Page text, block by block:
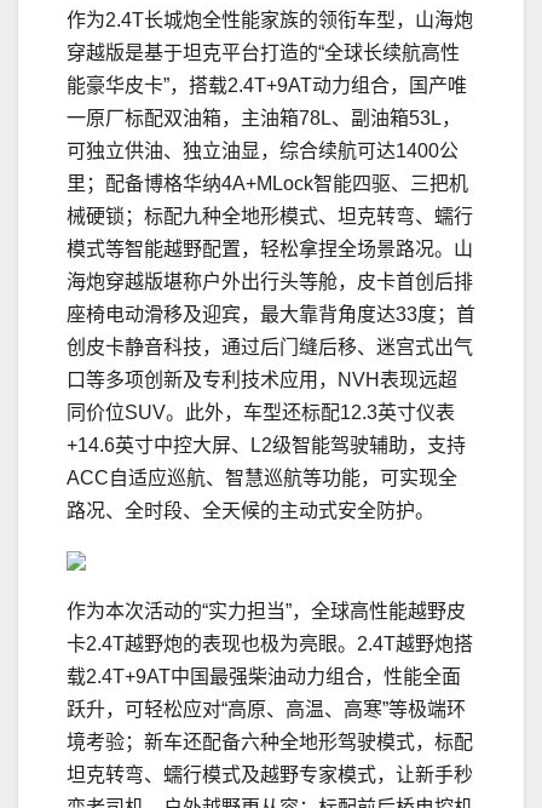
作为2.4T长城炮全性能家族的领衔车型，山海炮
穿越版是基于坦克平台打造的“全球长续航高性
能豪华皮卡”，搭载2.4T+9AT动力组合，国产唯
一原厂标配双油箱，主油箱78L、副油箱53L，
可独立供油、独立油显，综合续航可达1400公
里；配备博格华纳4A+MLock智能四驱、三把机
械硬锁；标配九种全地形模式、坦克转弯、蠕行
模式等智能越野配置，轻松拿捏全场景路况。山
海炮穿越版堪称户外出行头等舱，皮卡首创后排
座椅电动滑移及迎宾，最大靠背角度达33度；首
创皮卡静音科技，通过后门缝后移、迷宫式出气
口等多项创新及专利技术应用，NVH表现远超
同价位SUV。此外，车型还标配12.3英寸仪表
+14.6英寸中控大屏、L2级智能驾驶辅助，支持
ACC自适应巡航、智慧巡航等功能，可实现全
路况、全时段、全天候的主动式安全防护。
作为本次活动的“实力担当”，全球高性能越野皮
卡2.4T越野炮的表现也极为亮眼。2.4T越野炮搭
载2.4T+9AT中国最强柴油动力组合，性能全面
跃升，可轻松应对“高原、高温、高寒”等极端环
境考验；新车还配备六种全地形驾驶模式，标配
坦克转弯、蠕行模式及越野专家模式，让新手秒